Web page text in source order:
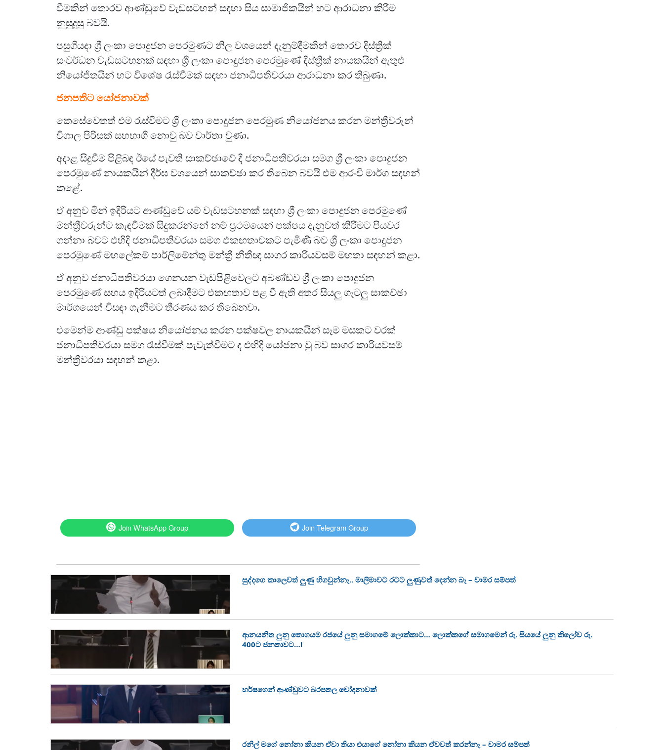
වීමකින් තොරව ආණ්ඩුවේ වැඩසටහන් සඳහා සිය සාමාජිකයින් හට ආරාධනා කිරීම
නුසුදුසු බවයි.
පසුගියදා ශ්‍රී ලංකා පොදුජන පෙරමුණට නිල වශයෙන් දැනුම්දීමකින් තොරව දිස්ත්‍රික්
සංවර්ධන වැඩසටහනක් සඳහා ශ්‍රී ලංකා පොදුජන පෙරමුණේ දිස්ත්‍රික් නායකයින් ඇතුළු
නියෝජිතයින් හට විශේෂ රැස්වීමක් සඳහා ජනාධිපතිවරයා ආරාධනා කර තිබුණා.
ජනපතිට යෝජනාවක්
කෙසේවෙතත් එම රැස්වීමට ශ්‍රී ලංකා පොදුජන පෙරමුණ නියෝජනය කරන මන්ත්‍රීවරුන්
විශාල පිරිසක් සහභාගී නොවු බව වාර්තා වුණා.
අදාළ සිදුවීම පිළිබඳ ඊයේ පැවති සාකච්ඡාවේ දී ජනාධිපතිවරයා සමග ශ්‍රී ලංකා පොදුජන
පෙරමුණේ නායකයින් දීර්ඝ වශයෙන් සාකච්ඡා කර තිබෙන බවයි එම ආරංචි මාර්ග සඳහන්
කළේ.
ඒ අනුව මින් ඉදිරියට ආණ්ඩුවේ යම් වැඩසටහනක් සඳහා ශ්‍රී ලංකා පොදුජන පෙරමුණේ
මන්ත්‍රීවරුන්ට කැඳවීමක් සිදුකරන්නේ නම් ප්‍රථමයෙන් පක්ෂය දැනුවත් කිරීමට පියවර
ගන්නා බවට එහිදි ජනාධිපතිවරයා සමග එකඟතාවකට පැමිණි බව ශ්‍රී ලංකා පොදුජන
පෙරමුණේ මහලේකම් පාර්ලිමේන්තු මන්ත්‍රී නීතීඥ සාගර කාරියවසම් මහතා සඳහන් කළා.
ඒ අනුව ජනාධිපතිවරයා ගෙනයන වැඩපිළිවෙලට අඛණ්ඩව ශ්‍රී ලංකා පොදුජන
පෙරමුණේ සහය ඉදිරියටත් ලබාදීමට එකඟතාව පළ වී ඇති අතර සියලු ගැටලු සාකච්ඡා
මාර්ගයෙන් විසඳා ගැනීමට තීරණය කර තිබෙනවා.
එමෙන්ම ආණ්ඩු පක්ෂය නියෝජනය කරන පක්ෂවල නායකයින් සෑම මසකට වරක්
ජනාධිපතිවරයා සමග රැස්වීමක් පැවැත්වීමට ද එහිදි යෝජනා වු බව සාගර කාරියවසම්
මන්ත්‍රීවරයා සඳහන් කළා.
Join WhatsApp Group Join Telegram Group
සුද්දගෙ කාලෙවත් ලුණු හිගවුන්නෑ.. මාලිමාවට රටට ලුණුවත් දෙන්න බෑ – චාමර සම්පත්
ආනයනිත ලුනු තොගයම රජයේ ලුනු සමාගමේ ලොක්කාට… ලොක්කගේ සමාගමෙන් රු. සීයයේ ලුනු කිලෝව රු.
400ට ජනතාවට…!
හර්ෂගෙන් ආණ්ඩුවට බරපතල චෝදනාවක්
රනිල් මගේ නෝනා කියන ඒවා තියා එයාගේ නෝනා කියන ඒවවත් කරන්නෑ – චාමර සම්පත්